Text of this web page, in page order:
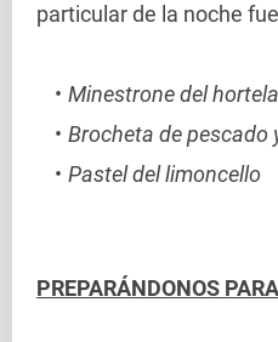
particular de la noche
Minestrone del
Brocheta de pescado
Pastel del limoncello
PREPARÁNDONOS